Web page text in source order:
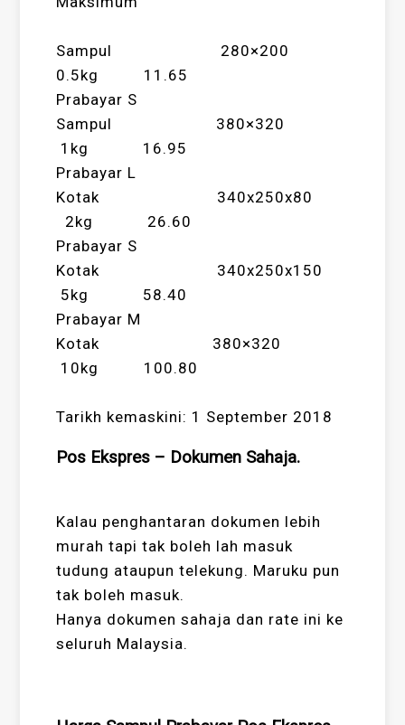
Sampul 280×200
0.5kg 11.65
Prabayar S
Sampul 380×320
1kg 16.95
Prabayar L
Kotak 340x250x80
2kg 26.60
Prabayar S
Kotak 340x250x150
5kg 58.40
Prabayar M
Kotak 380×320
10kg 100.80
Tarikh kemaskini: 1 September 2018
Pos Ekspres – Dokumen Sahaja.
Kalau penghantaran dokumen lebih
murah tapi tak boleh lah masuk
tudung ataupun telekung. Maruku pun
tak boleh masuk.
Hanya dokumen sahaja dan rate ini ke
seluruh Malaysia.